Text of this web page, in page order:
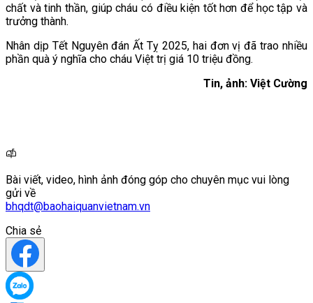
chất và tinh thần, giúp cháu có điều kiện tốt hơn để học tập và
trưởng thành.
Nhân dịp Tết Nguyên đán Ất Tỵ 2025, hai đơn vị đã trao nhiều
phần quà ý nghĩa cho cháu Việt trị giá 10 triệu đồng.
Tin, ảnh: Việt Cường
Bài viết, video, hình ảnh đóng góp cho chuyên mục vui lòng
gửi về
bhqdt@baohaiquanvietnam.vn
Chia sẻ